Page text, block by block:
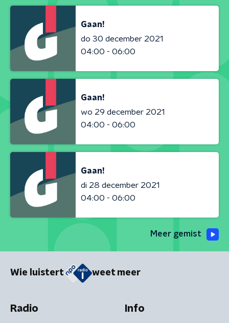
Gaan!
do 30 december 2021
04:00 - 06:00
Gaan!
wo 29 december 2021
04:00 - 06:00
Gaan!
di 28 december 2021
04:00 - 06:00
Meer gemist
Wie luistert weet meer
Radio Info